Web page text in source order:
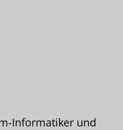
Informatiker und